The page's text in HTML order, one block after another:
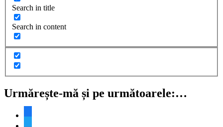
Search in title
Search in content
Urmărește-mă și pe următoarele:…